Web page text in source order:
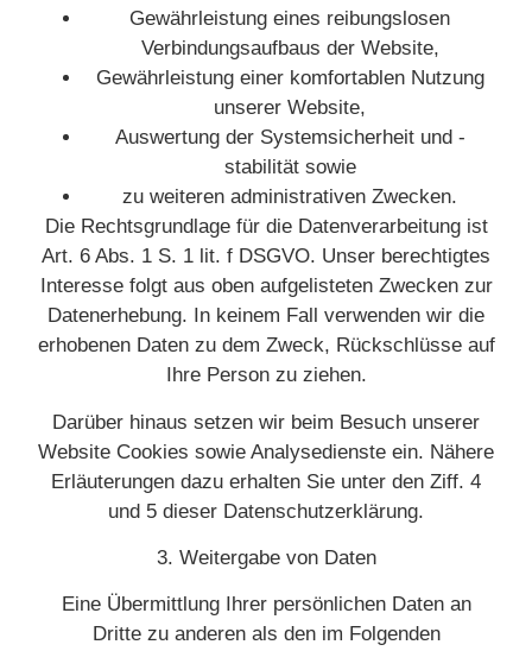
Gewährleistung eines reibungslosen
Verbindungsaufbaus der Website,
Gewährleistung einer komfortablen Nutzung
unserer Website,
Auswertung der Systemsicherheit und -
stabilität sowie
zu weiteren administrativen Zwecken.
Die Rechtsgrundlage für die Datenverarbeitung ist
Art. 6 Abs. 1 S. 1 lit. f DSGVO. Unser berechtigtes
Interesse folgt aus oben aufgelisteten Zwecken zur
Datenerhebung. In keinem Fall verwenden wir die
erhobenen Daten zu dem Zweck, Rückschlüsse auf
Ihre Person zu ziehen.
Darüber hinaus setzen wir beim Besuch unserer
Website Cookies sowie Analysedienste ein. Nähere
Erläuterungen dazu erhalten Sie unter den Ziff. 4
und 5 dieser Datenschutzerklärung.
3. Weitergabe von Daten
Eine Übermittlung Ihrer persönlichen Daten an
Dritte zu anderen als den im Folgenden